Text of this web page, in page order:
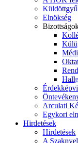
Elnökség
Arculati
Egykori
Hirdetések
Hirdetések
A